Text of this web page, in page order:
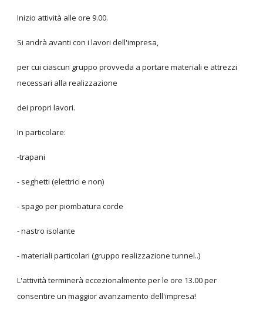
Inizio attività alle ore 9.00.
Si andrà avanti con i lavori dell'impresa,
per cui ciascun gruppo provveda a portare materiali e attrezzi
necessari alla realizzazione
dei propri lavori.
In particolare:
-trapani
- seghetti (elettrici e non)
- spago per piombatura corde
- nastro isolante
- materiali particolari (gruppo realizzazione tunnel..)
L'attività terminerà eccezionalmente per le ore 13.00 per
consentire un maggior avanzamento dell'impresa!